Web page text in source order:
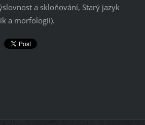
a skloňování, Starý jazyk
a morfologii).